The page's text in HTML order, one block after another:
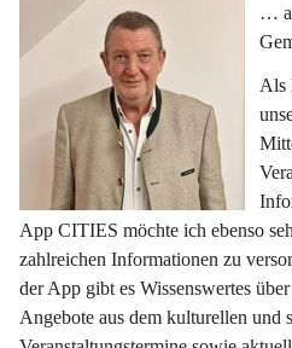
…
Als
App CITIES möchte ich ebenso
zahlreichen Informationen zu
der App gibt es Wissenswertes
Angebote aus dem kulturellen und